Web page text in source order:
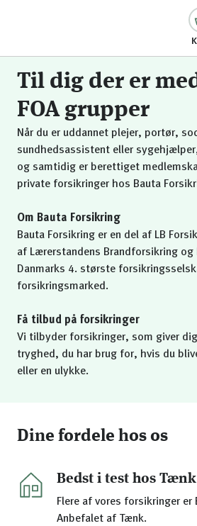
Til dig der er
FOA grupper
Når du er uddannet plejer, portør,
sundhedsassistent eller
og samtidig er berettiget
private forsikringer hos Bauta
Om Bauta Forsikring
Bauta Forsikring er en del af LB
af Lærerstandens Brandforsikring og
Danmarks 4. største
forsikringsmarked.
Få tilbud på forsikringer
Vi tilbyder forsikringer, som giver
tryghed, du har brug for, hvis du
eller en ulykke.
Dine fordele hos os
Bedst i test hos Tænk
Flere af vores forsikringer
Anbefalet af Tænk.